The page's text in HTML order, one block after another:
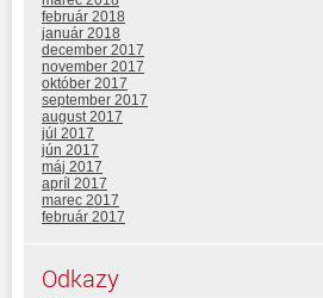
február 2018
január 2018
december 2017
november 2017
október 2017
september 2017
august 2017
júl 2017
jún 2017
máj 2017
apríl 2017
marec 2017
február 2017
Odkazy